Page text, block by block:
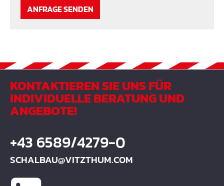
ANFRAGE SENDEN
KONTAKTIEREN SIE UNS FÜR
INDIVIDUELLE BERATUNG UND
ANGEBOTE!
+43 6589/4279-0
SCHALBAU@VITZTHUM.COM